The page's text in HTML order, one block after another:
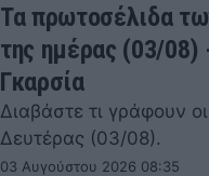
Τα πρωτοσέλιδα
της ημέρας (03/08)
Γκαρσία
Διαβάστε τι γράφουν
Δευτέρας (03/08).
03 Αυγούστου 2026 08:35